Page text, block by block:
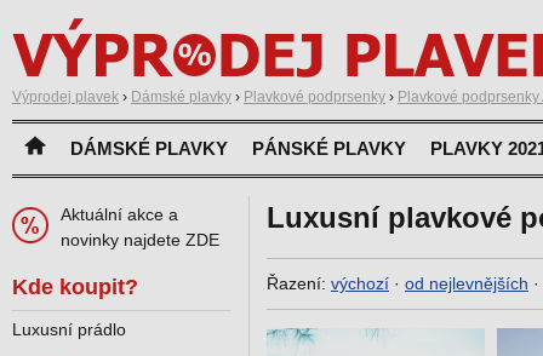
Výprodej plavek › Dámské plavky › Plavkové podprsenky › Plavkové podprsenky
DÁMSKÉ PLAVKY PÁNSKÉ PLAVKY PLAVKY
Luxusní plavkové
Řazení: výchozí · od nejlevnějších ·
Aktuální akce a
novinky najdete ZDE
Kde koupit?
Luxusní prádlo